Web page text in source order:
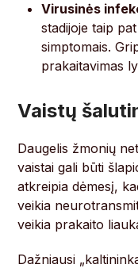
Virusinės
stadijoje taip
simptomais.
prakaitavimas
Vaistų
Daugelis žmonių
vaistai gali būti
atkreipia dėmesį,
veikia
veikia prakaito
Dažniausi